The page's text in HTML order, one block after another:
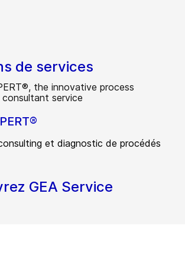
de services
et diagnostic de procédés
GEA Service